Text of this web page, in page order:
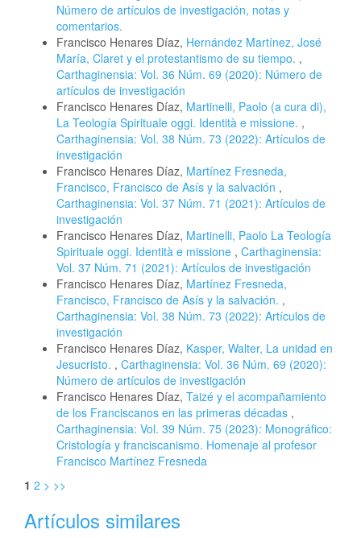
Número de artículos de investigación, notas y
comentarios.
Francisco Henares Díaz, Hernández Martínez, José
María, Claret y el protestantismo de su tiempo. ,
Carthaginensia: Vol. 36 Núm. 69 (2020): Número de
artículos de investigación
Francisco Henares Díaz, Martinelli, Paolo (a cura di),
La Teología Spirituale oggi. Identità e missione. ,
Carthaginensia: Vol. 38 Núm. 73 (2022): Artículos de
investigación
Francisco Henares Díaz, Martínez Fresneda,
Francisco, Francisco de Asís y la salvación ,
Carthaginensia: Vol. 37 Núm. 71 (2021): Artículos de
investigación
Francisco Henares Díaz, Martinelli, Paolo La Teología
Spirituale oggi. Identità e missione , Carthaginensia:
Vol. 37 Núm. 71 (2021): Artículos de investigación
Francisco Henares Díaz, Martínez Fresneda,
Francisco, Francisco de Asís y la salvación. ,
Carthaginensia: Vol. 38 Núm. 73 (2022): Artículos de
investigación
Francisco Henares Díaz, Kasper, Walter, La unidad en
Jesucristo. , Carthaginensia: Vol. 36 Núm. 69 (2020):
Número de artículos de investigación
Francisco Henares Díaz, Taizé y el acompañamiento
de los Franciscanos en las primeras décadas ,
Carthaginensia: Vol. 39 Núm. 75 (2023): Monográfico:
Cristología y franciscanismo. Homenaje al profesor
Francisco Martínez Fresneda
1 2 > >>
Artículos similares